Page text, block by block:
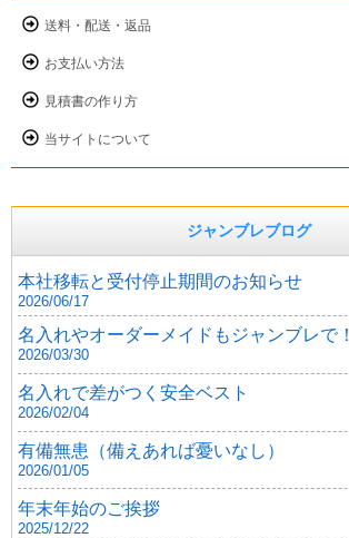
送料・配送・返品
お支払い方法
見積書の作り方
当サイトについて
ジャンブレブログ
本社移転と受付停止期間のお知らせ
2026/06/17
名入れやオーダーメイドもジャンブレで！
2026/03/30
名入れで差がつく安全ベスト
2026/02/04
有備無患（備えあれば憂いなし）
2026/01/05
年末年始のご挨拶
2025/12/22